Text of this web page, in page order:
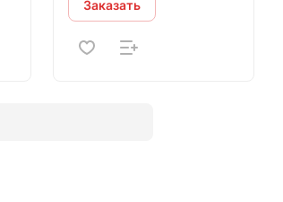
Заказать